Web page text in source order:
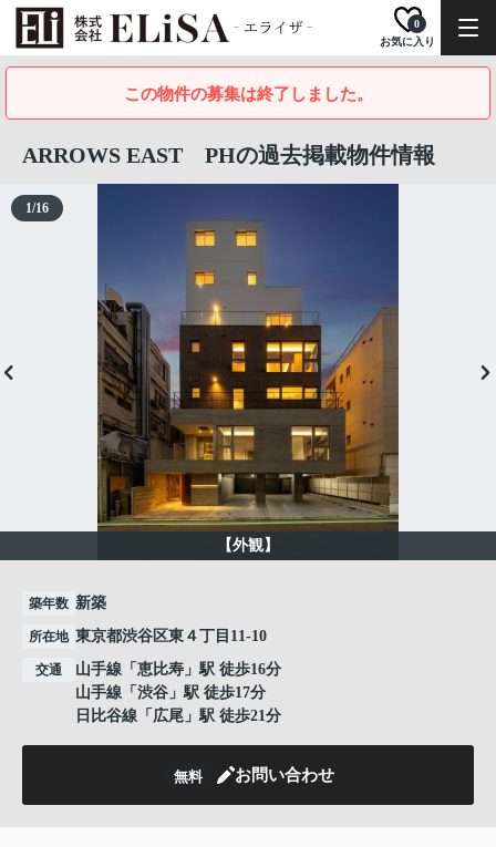
お気に入り
0
この物件の募集は終了しました。
ARROWS EAST PHの過去掲載物件情報
【外観】
1/16
築年数 新築
所在地 東京都渋谷区東４丁目11-10
交通 山手線 「 恵比寿 」駅 徒歩16分
山手線 「 渋谷 」駅 徒歩17分
日比谷線 「 広尾 」駅 徒歩21分
無料 お問い合わせ